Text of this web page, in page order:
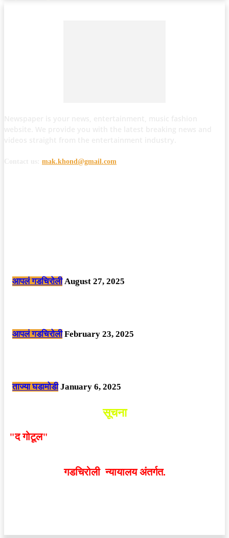
mak.khond@gmail.com
आपलं गडचिरोली August 27, 2025
आपलं गडचिरोली February 23, 2025
ताज्या घडामोडी January 6, 2025
सूचना
"द गोटूल"
गडचिरोली न्यायालय अंतर्गत.